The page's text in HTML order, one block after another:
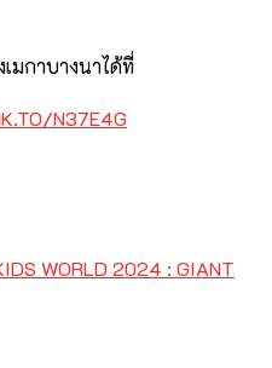
มกาบางนาได้ที่
N37E4G
WORLD 2024 : GIANT